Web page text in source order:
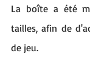
La boîte a été
tailles, afin de
de jeu.